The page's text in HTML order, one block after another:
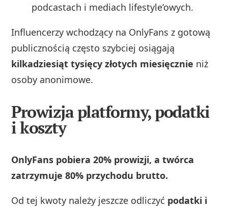
podcastach i mediach lifestyle’owych.
Influencerzy wchodzący na OnlyFans z gotową
publicznością często szybciej osiągają
kilkadziesiąt tysięcy złotych miesięcznie niż
osoby anonimowe.
Prowizja platformy, podatki
i koszty
OnlyFans pobiera 20% prowizji, a twórca
zatrzymuje 80% przychodu brutto.
Od tej kwoty należy jeszcze odliczyć podatki i